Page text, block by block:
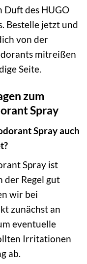
Duft des HUGO
Bestelle jetzt und
von der
mitreißen
Seite.
zum
Spray
Spray auch
Spray ist
der Regel gut
wir bei
zunächst an
eventuelle
Irritationen
ab.